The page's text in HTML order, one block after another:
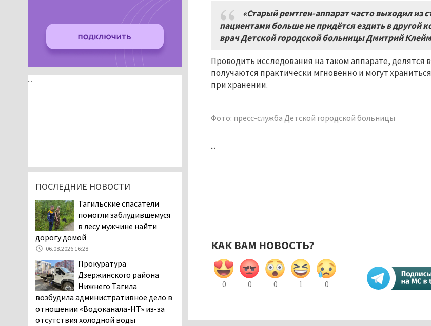
«Старый рентген-аппарат часто выходил из
пациентами больше не придётся ездить в другой
врач Детской городской больницы Дмитрий
Проводить исследования на таком аппарате,
получаются практически мгновенно и могут
при хранении.
Фото: пресс-служба Детской городской больницы
...
КАК ВАМ НОВОСТЬ?
0 0 0 1 0
...
ПОСЛЕДНИЕ НОВОСТИ
Тагильские спасатели
помогли заблудившемуся
в лесу мужчине найти
дорогу домой
06.08.2026 16:28
Прокуратура
Дзержинского района
Нижнего Тагила
возбудила административное дело в
отношении «Водоканала-НТ» из-за
отсутствия холодной воды